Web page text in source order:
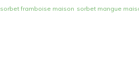
sorbet framboise maison sorbet mangue